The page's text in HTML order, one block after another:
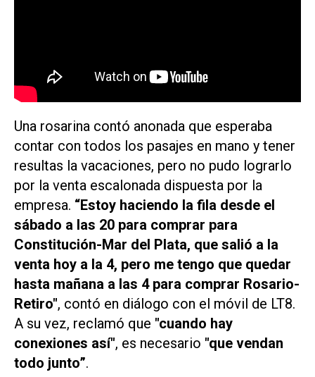
Una rosarina contó anonada que esperaba
contar con todos los pasajes en mano y tener
resultas la vacaciones, pero no pudo lograrlo
por la venta escalonada dispuesta por la
empresa. “Estoy haciendo la fila desde el
sábado a las 20 para comprar para
Constitución-Mar del Plata, que salió a la
venta hoy a la 4, pero me tengo que quedar
hasta mañana a las 4 para comprar Rosario-
Retiro", contó en diálogo con el móvil de LT8.
A su vez, reclamó que "cuando hay
conexiones así", es necesario "que vendan
todo junto”.